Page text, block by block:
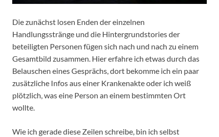
Die zunächst losen Enden der einzelnen
Handlungsstränge und die Hintergrundstories der
beteiligten Personen fügen sich nach und nach zu einem
Gesamtbild zusammen. Hier erfahre ich etwas durch das
Belauschen eines Gesprächs, dort bekomme ich ein paar
zusätzliche Infos aus einer Krankenakte oder ich weiß
plötzlich, was eine Person an einem bestimmten Ort
wollte.
Wie ich gerade diese Zeilen schreibe, bin ich selbst